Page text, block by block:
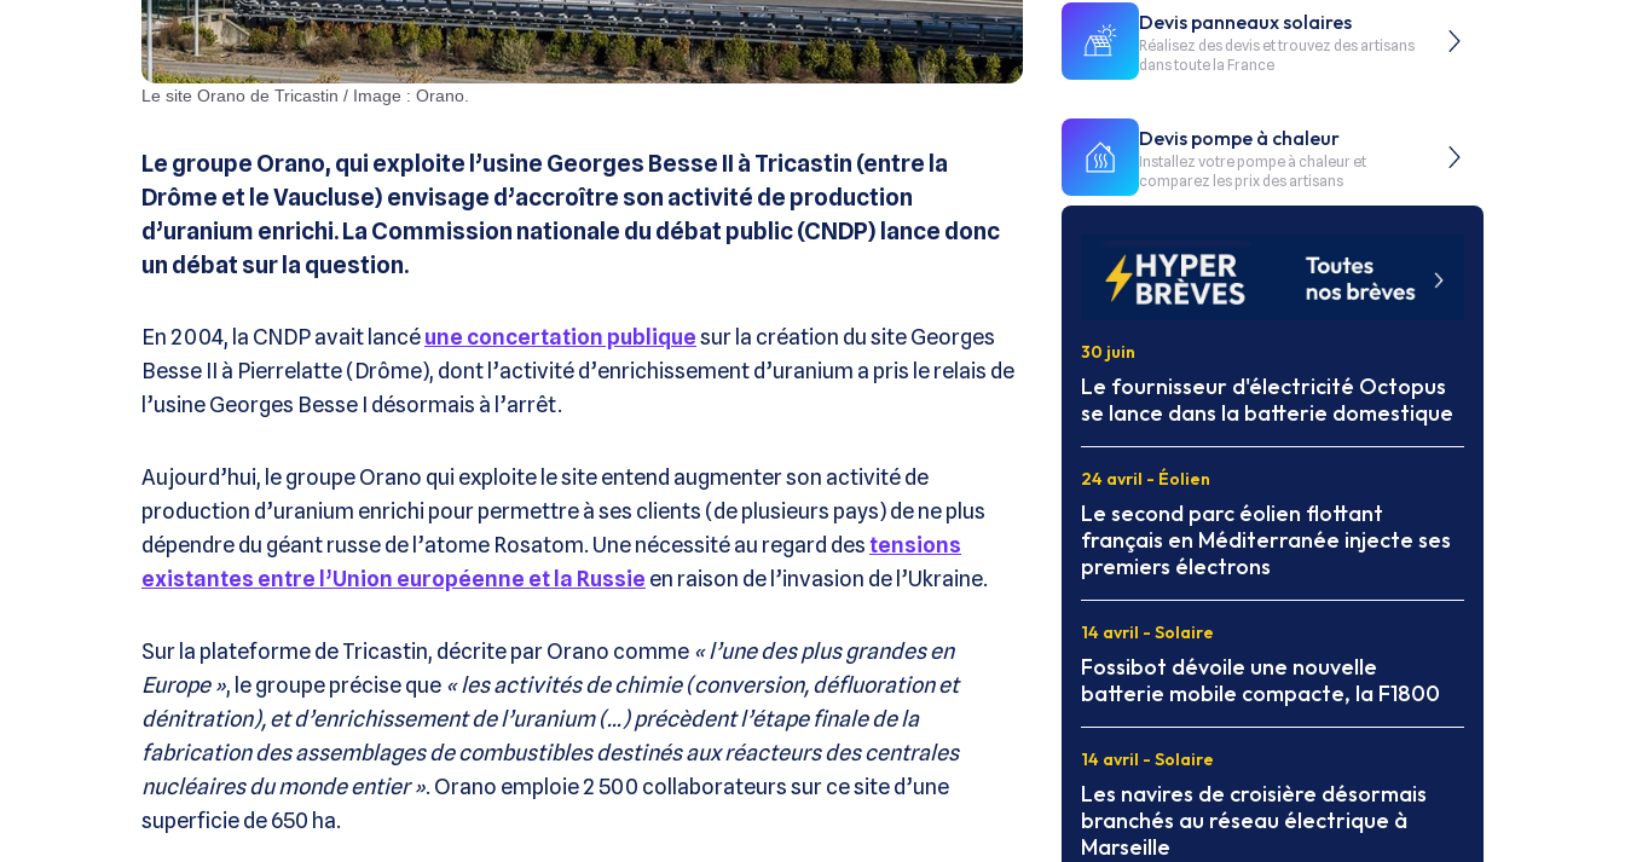
Le site Orano de Tricastin / Image : Orano.
Le groupe Orano, qui exploite l’usine Georges Besse II à Tricastin (entre la
Drôme et le Vaucluse) envisage d’accroître son activité de production
d’uranium enrichi. La Commission nationale du débat public (CNDP) lance donc
un débat sur la question.
En 2004, la CNDP avait lancéune concertation publiquesur la création du site Georges
Besse II à Pierrelatte (Drôme), dont l’activité d’enrichissement d’uranium a pris le relais de
l’usine Georges Besse I désormais à l’arrêt.
Aujourd’hui, le groupe Orano qui exploite le site entend augmenter son activité de
production d’uranium enrichi pour permettre à ses clients (de plusieurs pays) de ne plus
dépendre du géant russe de l’atome Rosatom. Une nécessité au regard destensions
existantes entre l’Union européenne et la Russie en raison de l’invasion de l’Ukraine.
Sur la plateforme de Tricastin, décrite par Orano comme « l’une des plus grandes en
Europe », le groupe précise que « les activités de chimie (conversion, défluoration et
dénitration), et d’enrichissement de l’uranium (…) précèdent l’étape finale de la
fabrication des assemblages de combustibles destinés aux réacteurs des centrales
nucléaires du monde entier ». Orano emploie 2 500 collaborateurs sur ce site d’une
superficie de 650 ha.
Devis panneaux solaires
Réalisez des devis et trouvez des artisans
dans toute la France
Devis pompe à chaleur
Installez votre pompe à chaleur et
comparez les prix des artisans
30 juin
Le fournisseur d'électricité Octopus
se lance dans la batterie domestique
24 avril - Éolien
Le second parc éolien flottant
français en Méditerranée injecte ses
premiers électrons
14 avril - Solaire
Fossibot dévoile une nouvelle
batterie mobile compacte, la F1800
14 avril - Solaire
Les navires de croisière désormais
branchés au réseau électrique à
Marseille